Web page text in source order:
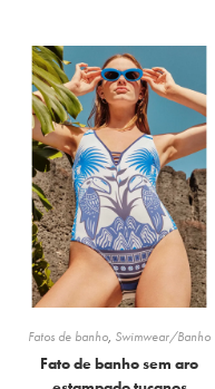
Fatos de banho, Swimwear/Banho
Fato de banho sem aro